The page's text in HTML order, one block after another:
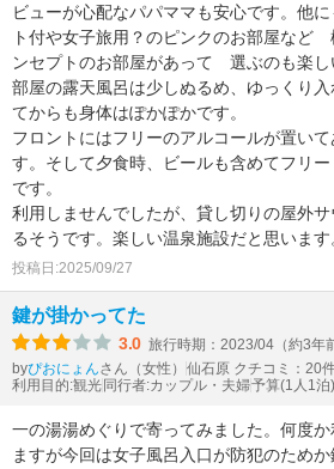
ビューが心配なパパママも安心です。他
ト付や女子旅用？のピンクのお部屋など
ンセプトのお部屋があって 選ぶのも楽し
部屋の露天風呂は少しぬるめ、ゆっくり
てからも身体はぽかぽかです。
フロントにはフリーのアルコールが置いて
す。そして夕食時、ビールも含めてフリー
です。
利用しませんでしたが、貸し切りの屋外サ
るそうです。楽しい温泉施設だと思います
投稿日:2025/09/27
鍵が掛かってた
3.0 旅行時期：2023/04（約3年
byぴおにょんさん（女性） 仙石原 クチコミ：20
利用目的:観光 同行者:カップル・夫婦予算(1人1
一の湯湯めぐりで寄ってみました。何度か
ますが今回は女子風呂入口が防犯のため